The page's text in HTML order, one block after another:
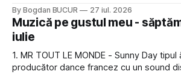
"focar". Ce este un focar (în acest
cuptoarelor, a cazanelor de abur sau a
By Bogdan BUCUR 27 iul. 2026
Muzică pe gustul meu -
iulie
1. MR TOUT LE MONDE - Sunny Day tipul
producător dance francez cu un sound